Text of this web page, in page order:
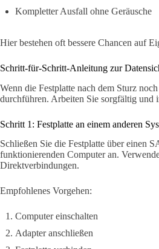
Kompletter Ausfall ohne Geräusche
Hier bestehen oft bessere Chancen auf
Schritt-für-Schritt-Anleitung zur
Wenn die Festplatte nach dem Sturz
durchführen. Arbeiten Sie sorgfältig und
Schritt 1: Festplatte an einem anderen
Schließen Sie die Festplatte über einen
funktionierenden Computer an.
Direktverbindungen.
Empfohlenes Vorgehen:
Computer einschalten
Adapter anschließen